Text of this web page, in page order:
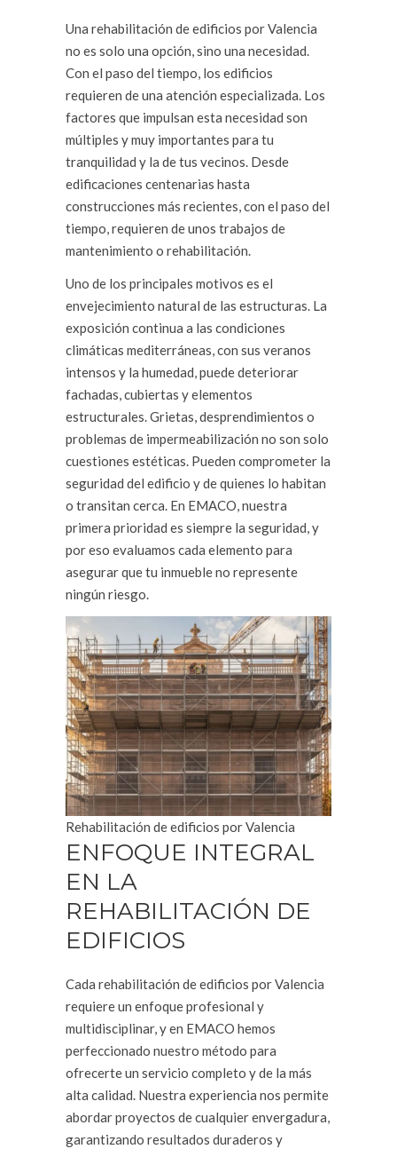
Una rehabilitación de edificios por Valencia
no es solo una opción, sino una necesidad.
Con el paso del tiempo, los edificios
requieren de una atención especializada. Los
factores que impulsan esta necesidad son
múltiples y muy importantes para tu
tranquilidad y la de tus vecinos. Desde
edificaciones centenarias hasta
construcciones más recientes, con el paso del
tiempo, requieren de unos trabajos de
mantenimiento o rehabilitación.
Uno de los principales motivos es el
envejecimiento natural de las estructuras. La
exposición continua a las condiciones
climáticas mediterráneas, con sus veranos
intensos y la humedad, puede deteriorar
fachadas, cubiertas y elementos
estructurales. Grietas, desprendimientos o
problemas de impermeabilización no son solo
cuestiones estéticas. Pueden comprometer la
seguridad del edificio y de quienes lo habitan
o transitan cerca. En EMACO, nuestra
primera prioridad es siempre la seguridad, y
por eso evaluamos cada elemento para
asegurar que tu inmueble no represente
ningún riesgo.
Rehabilitación de edificios por Valencia
ENFOQUE INTEGRAL
EN LA
REHABILITACIÓN DE
EDIFICIOS
Cada rehabilitación de edificios por Valencia
requiere un enfoque profesional y
multidisciplinar, y en EMACO hemos
perfeccionado nuestro método para
ofrecerte un servicio completo y de la más
alta calidad. Nuestra experiencia nos permite
abordar proyectos de cualquier envergadura,
garantizando resultados duraderos y